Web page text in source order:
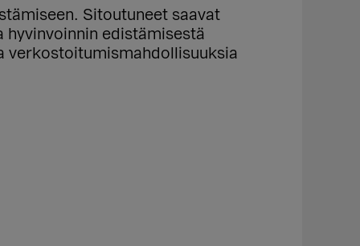
Sitoutuneet saavat
edistämisestä
verkostoitumismahdollisuuksia